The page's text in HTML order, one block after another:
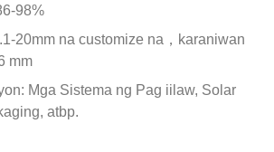
98%
20mm na customize na，karaniwan
mm
Mga Sistema ng Pag iilaw, Solar
atbp.